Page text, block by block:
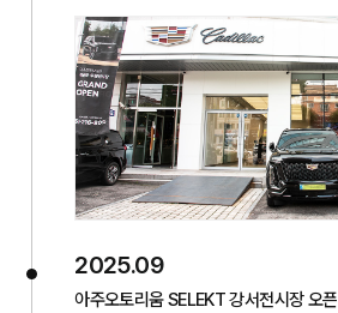
2025.09
아주오토리움 SELEKT 강서전시장 오픈